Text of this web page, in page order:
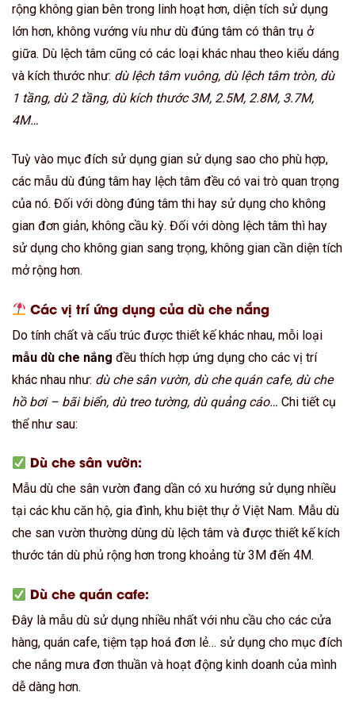
rộng không gian bên trong linh hoạt hơn, diện tích sử dụng
lớn hơn, không vướng víu như dù đúng tâm có thân trụ ở
giữa. Dù lệch tâm cũng có các loại khác nhau theo kiểu dáng
và kích thước như: dù lệch tâm vuông, dù lệch tâm tròn, dù
1 tầng, dù 2 tầng, dù kích thước 3M, 2.5M, 2.8M, 3.7M,
4M…
Tuỳ vào mục đích sử dụng gian sử dụng sao cho phù hợp,
các mẫu dù đúng tâm hay lệch tâm đều có vai trò quan trọng
của nó. Đối với dòng đúng tâm thi hay sử dụng cho không
gian đơn giản, không cầu kỳ. Đối với dòng lệch tâm thì hay
sử dụng cho không gian sang trọng, không gian cần diện tích
mở rộng hơn.
Các vị trí ứng dụng của dù che nắng
Do tính chất và cấu trúc được thiết kế khác nhau, mỗi loại
mẫu dù che nắng đều thích hợp ứng dụng cho các vị trí
khác nhau như: dù che sân vườn, dù che quán cafe, dù che
hồ bơi – bãi biển, dù treo tường, dù quảng cáo… Chi tiết cụ
thể như sau:
Dù che sân vườn:
Mẫu dù che sân vườn đang dần có xu hướng sử dụng nhiều
tại các khu căn hộ, gia đình, khu biệt thự ở Việt Nam. Mẫu dù
che san vườn thường dùng dù lệch tâm và được thiết kế kích
thước tán dù phủ rộng hơn trong khoảng từ 3M đến 4M.
Dù che quán cafe:
Đây là mẫu dù sử dụng nhiều nhất với nhu cầu cho các cửa
hàng, quán cafe, tiệm tạp hoá đơn lẻ… sử dụng cho mục đích
che nắng mưa đơn thuần và hoạt động kinh doanh của mình
dễ dàng hơn.